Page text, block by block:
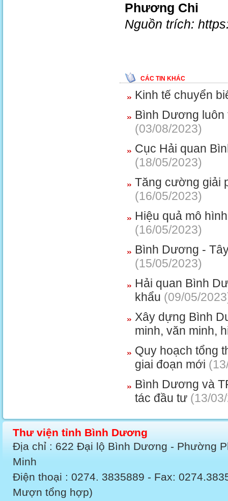
Phương Chi
Nguồn trích:
CÁC TIN KHÁC
Kinh tế chuyển
Bình Dương
(03/08/2023)
Cục Hải quan
(18/05/2023)
Tăng cường giải
(16/05/2023)
Hiệu quả mô
(16/05/2023)
Bình Dương -
(15/05/2023)
Hải quan Bình
khẩu (09/05/
Xây dựng Bình
minh, văn minh,
Quy hoạch tổng
giai đoạn mới
Bình Dương và
tác đầu tư (13/
Thư viện tỉnh Bình Dương
Địa chỉ : 622 Đại lộ Bình Dương - Phường
Minh
Điện thoại : 0274. 3835889 - Fax:
Mượn tổng hợp)